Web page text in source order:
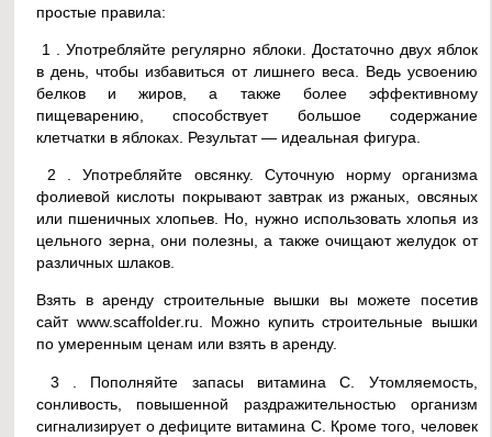
простые правила:
1 . Употребляйте регулярно яблоки. Достаточно двух яблок
в день, чтобы избавиться от лишнего веса. Ведь усвоению
белков и жиров, а также более эффективному
пищеварению, способствует большое содержание
клетчатки в яблоках. Результат — идеальная фигура.
2 . Употребляйте овсянку. Суточную норму организма
фолиевой кислоты покрывают завтрак из ржаных, овсяных
или пшеничных хлопьев. Но, нужно использовать хлопья из
цельного зерна, они полезны, а также очищают желудок от
различных шлаков.
Взять в аренду строительные вышки вы можете посетив
сайт www.scaffolder.ru. Можно купить строительные вышки
по умеренным ценам или взять в аренду.
3 . Пополняйте запасы витамина С. Утомляемость,
сонливость, повышенной раздражительностью организм
сигнализирует о дефиците витамина С. Кроме того, человек